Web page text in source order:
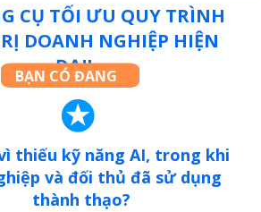
CỤ TỐI ƯU QUY TRÌNH
DOANH NGHIỆP HIỆN
ĐẠI!
BẠN CÓ ĐANG
✪
thiếu kỹ năng AI, trong khi
và đối thủ đã sử dụng
thành thạo?